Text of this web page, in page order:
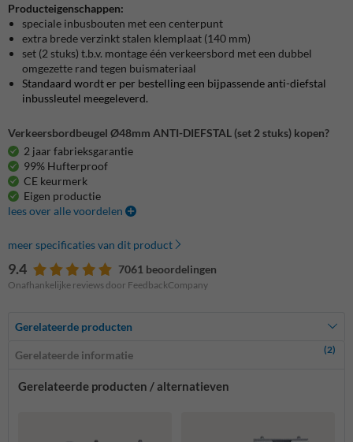
Producteigenschappen:
speciale inbusbouten met een centerpunt
extra brede verzinkt stalen klemplaat (140 mm)
set (2 stuks) t.b.v. montage één verkeersbord met een dubbel
omgezette rand tegen buismateriaal
Standaard wordt er per bestelling een bijpassende anti-diefstal
inbussleutel meegeleverd.
Verkeersbordbeugel Ø48mm ANTI-DIEFSTAL (set 2 stuks) kopen?
2 jaar fabrieksgarantie
99% Hufterproof
CE keurmerk
Eigen productie
lees over alle voordelen
meer specificaties van dit product
9.4 7061 beoordelingen
Onafhankelijke reviews door FeedbackCompany
Gerelateerde producten
Gerelateerde informatie (2)
Gerelateerde producten / alternatieven